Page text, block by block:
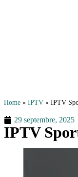
Home » IPTV » IPTV
29 septembre, 2025
IPTV